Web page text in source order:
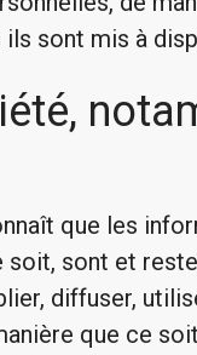
sont mis à
que les
sont et
diffuser,
que ce